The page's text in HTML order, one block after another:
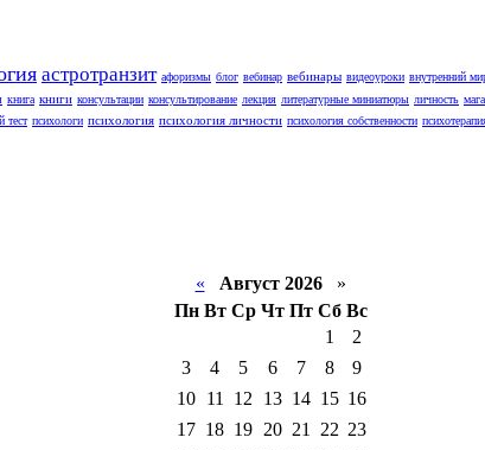
астротранзит афоризмы блог вебинар вебинары видеоуроки внутренний
книга книги консультации консультирование лекция литературные миниатюры личность
тест психологи психология психология личности психология собственности
« Август 2026
»
Пн Вт Ср Чт Пт Сб Вс
1
2
3
4 5 6 7 8
9
10 11 12 13 14 15 16
17 18 19 20 21 22 23